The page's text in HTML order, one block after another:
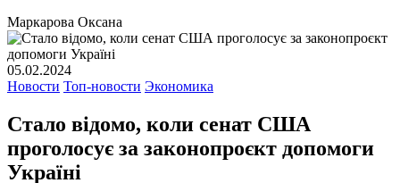
Маркарова Оксана
05.02.2024
Новости Топ-новости Экономика
Стало відомо, коли сенат США
проголосує за законопроєкт допомоги
Україні